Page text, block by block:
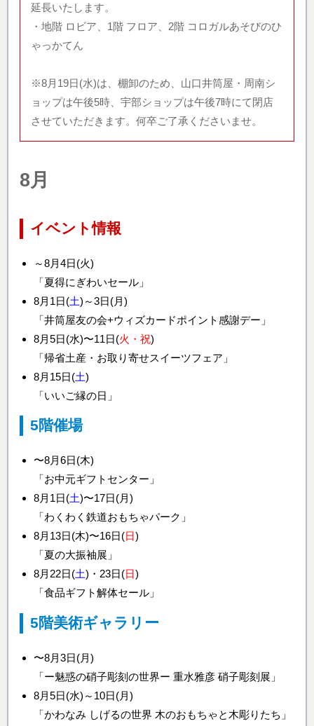
延長いたします。
・地階 ロビア、1階 フロア、2階 コロガルあそびのひ
ゃっかてん
※8月19日(水)は、棚卸のため、山口井筒屋・周南シ
ョップは午後5時、宇部ショップは午後7時にて閉店
させていただきます。何卒ご了承くださいませ。
8月
イベント情報
～8月4日(火)
「夏得にぎわいセール」
8月1日(土)～3日(月)
「井筒屋友の会+ウィズカードポイント感謝デー」
8月5日(水)〜11日(火・祝)
「帰省土産・お取り寄せスイーツフェア」
8月15日(土)
「いいご縁の日」
5階催場
〜8月6日(木)
「お中元ギフトセンター」
8月1日(土)〜17日(月)
「わくわく鉄道おもちゃパーク」
8月13日(木)〜16日(日)
「夏の大振袖展」
8月22日(土)・23日(日)
「食品ギフト解体セール」
5階美術ギャラリー
〜8月3日(月)
「ー魅惑の硝子彫刻の世界ー 重水雅彦 硝子彫刻展」
8月5日(水)～10日(月)
「かわなみ しげるの世界 木のおもちゃと木彫りたち」